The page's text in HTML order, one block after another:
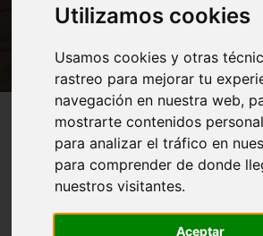
Utilizamos cookies
Usamos cookies y otras
rastreo para mejorar tu
navegación en nuestra web,
mostrarte contenidos
para analizar el tráfico en
para comprender de donde
nuestros visitantes.
Aceptar
Región de Murcia Digital Historia